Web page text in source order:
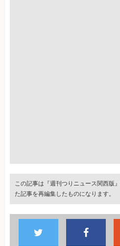
この記事は『週刊つりニュース関西版
た記事を再編集したものになります。